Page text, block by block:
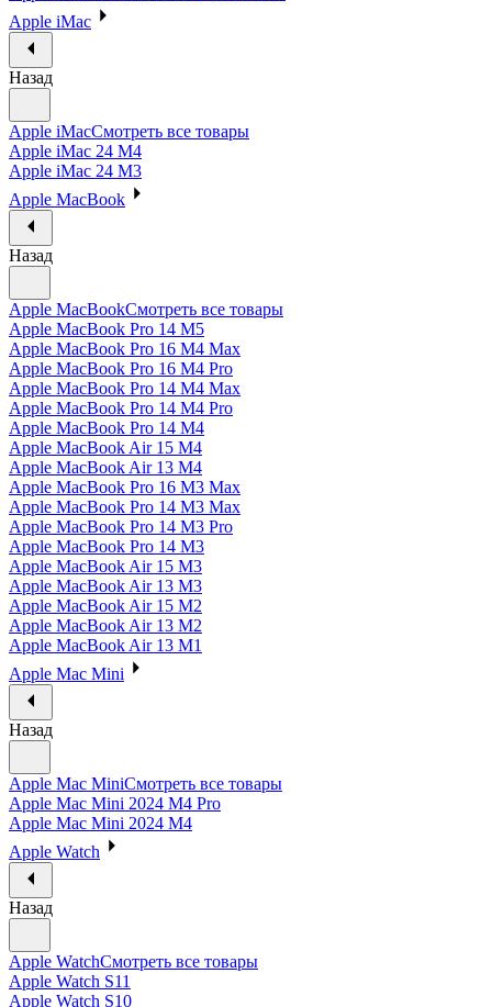
Apple iMac
Назад
Apple iMacСмотреть все товары
Apple iMac 24 M4
Apple iMac 24 M3
Apple MacBook
Назад
Apple MacBookСмотреть все товары
Apple MacBook Pro 14 M5
Apple MacBook Pro 16 M4 Max
Apple MacBook Pro 16 M4 Pro
Apple MacBook Pro 14 M4 Max
Apple MacBook Pro 14 M4 Pro
Apple MacBook Pro 14 M4
Apple MacBook Air 15 M4
Apple MacBook Air 13 M4
Apple MacBook Pro 16 M3 Max
Apple MacBook Pro 14 M3 Max
Apple MacBook Pro 14 M3 Pro
Apple MacBook Pro 14 M3
Apple MacBook Air 15 M3
Apple MacBook Air 13 M3
Apple MacBook Air 15 M2
Apple MacBook Air 13 M2
Apple MacBook Air 13 M1
Apple Mac Mini
Назад
Apple Mac MiniСмотреть все товары
Apple Mac Mini 2024 M4 Pro
Apple Mac Mini 2024 M4
Apple Watch
Назад
Apple WatchСмотреть все товары
Apple Watch S11
Apple Watch S10